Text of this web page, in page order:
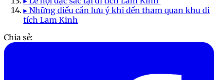
▸ Những điều cần lưu ý khi đến tham quan khu di
tích Lam Kinh
Chia sẻ: